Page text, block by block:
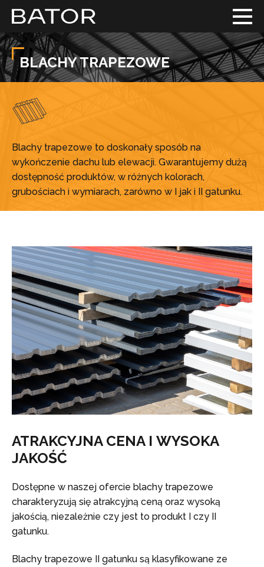
BLACHY TRAPEZOWE
Blachy trapezowe to doskonały sposób na
wykończenie dachu lub elewacji. Gwarantujemy dużą
dostępność produktów, w różnych kolorach,
grubościach i wymiarach, zarówno w I jak i II gatunku.
ATRAKCYJNA CENA I WYSOKA
JAKOŚĆ
Dostępne w naszej ofercie blachy trapezowe
charakteryzują się atrakcyjną ceną oraz wysoką
jakością, niezależnie czy jest to produkt I czy II
gatunku.
Blachy trapezowe II gatunku są klasyfikowane ze